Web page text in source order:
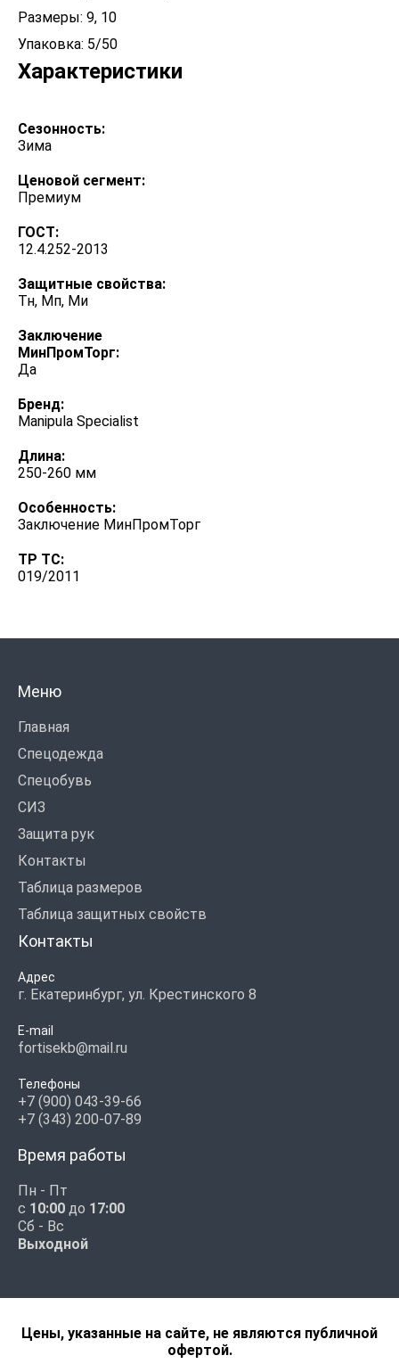
Размеры: 9, 10
Упаковка: 5/50
Характеристики
Сезонность:
Зима
Ценовой сегмент:
Премиум
ГОСТ:
12.4.252-2013
Защитные свойства:
Тн, Мп, Ми
Заключение
МинПромТорг:
Да
Бренд:
Manipula Specialist
Длина:
250-260 мм
Особенность:
Заключение МинПромТорг
ТР ТС:
019/2011
Меню
Главная
Спецодежда
Спецобувь
СИЗ
Защита рук
Контакты
Таблица размеров
Таблица защитных свойств
Контакты
Адрес
г. Екатеринбург, ул. Крестинского 8
E-mail
fortisekb@mail.ru
Телефоны
+7 (900) 043-39-66
+7 (343) 200-07-89
Время работы
Пн - Пт
с 10:00 до 17:00
Сб - Вс
Выходной
Цены, указанные на сайте, не являются публичной
офертой.